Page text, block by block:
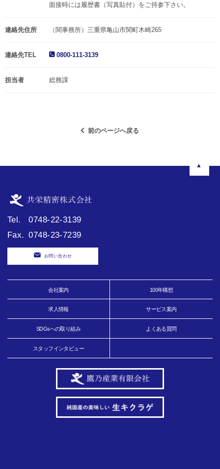
面接時には履歴書（写真貼付）をご持参下さい。
連絡先住所 （関事務所）三重県亀山市関町木崎265
連絡先TEL 0800-111-3139
担当者 総務課
前のページへ戻る
Tel.
0748-22-3139
Fax. 0748-23-7239
お問い合わせ
会社案内 100年構想
求人情報 サービス案内
SDGsへの取り組み よくある質問
スタッフインタビュー
▲